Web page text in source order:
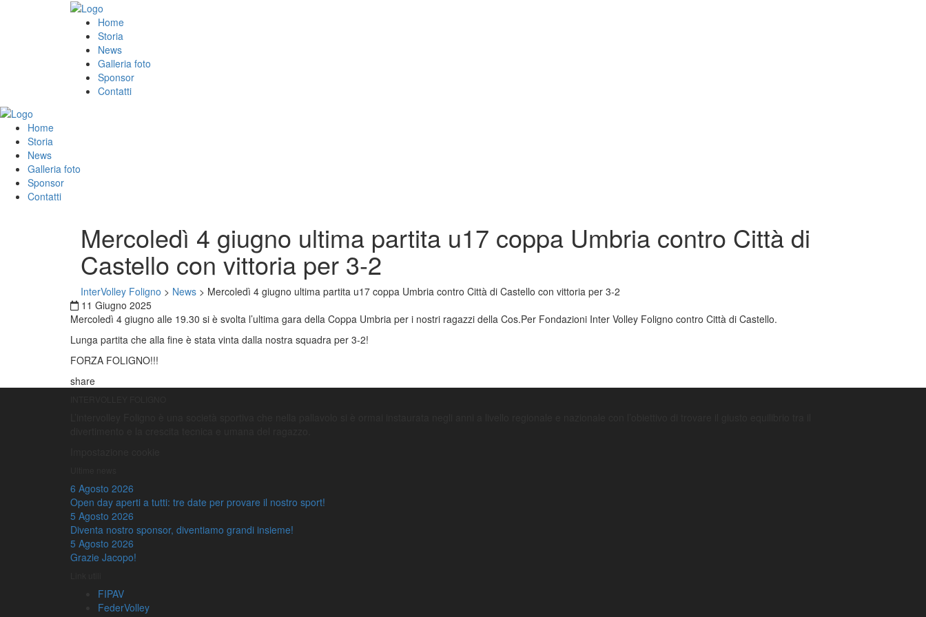
Home
Storia
News
Galleria foto
Sponsor
Contatti
Home
Storia
News
Galleria foto
Sponsor
Contatti
Mercoledì 4 giugno ultima partita u17 coppa Umbria contro Città di
Castello con vittoria per 3-2
InterVolley Foligno > News > Mercoledì 4 giugno ultima partita u17 coppa Umbria contro Città di Castello con vittoria per 3-2
11 Giugno 2025
Mercoledì 4 giugno alle 19.30 si è svolta l’ultima gara della Coppa Umbria per i nostri ragazzi della Cos.Per Fondazioni Inter Volley Foligno contro Città di Castello.
Lunga partita che alla fine è stata vinta dalla nostra squadra per 3-2!
FORZA FOLIGNO!!!
share
6 Agosto 2026
Open day aperti a tutti: tre date per provare il nostro sport!
5 Agosto 2026
Diventa nostro sponsor, diventiamo grandi insieme!
5 Agosto 2026
Grazie Jacopo!
FIPAV
FederVolley